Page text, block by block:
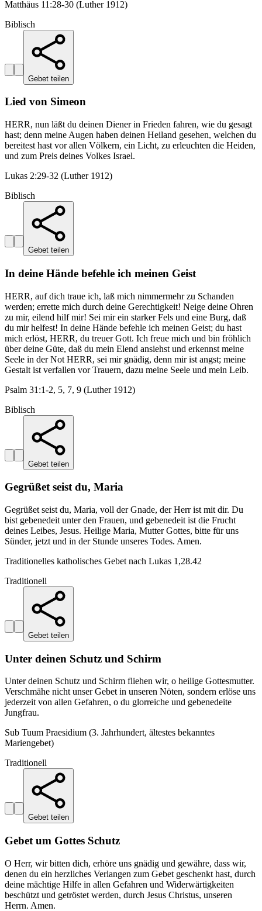
Matthäus 11:28-30 (Luther 1912)
Biblisch
Gebet teilen
Lied von Simeon
HERR, nun läßt du deinen Diener in Frieden fahren, wie du gesagt
hast; denn meine Augen haben deinen Heiland gesehen, welchen du
bereitest hast vor allen Völkern, ein Licht, zu erleuchten die Heiden,
und zum Preis deines Volkes Israel.
Lukas 2:29-32 (Luther 1912)
Biblisch
Gebet teilen
In deine Hände befehle ich meinen Geist
HERR, auf dich traue ich, laß mich nimmermehr zu Schanden
werden; errette mich durch deine Gerechtigkeit! Neige deine Ohren
zu mir, eilend hilf mir! Sei mir ein starker Fels und eine Burg, daß
du mir helfest! In deine Hände befehle ich meinen Geist; du hast
mich erlöst, HERR, du treuer Gott. Ich freue mich und bin fröhlich
über deine Güte, daß du mein Elend ansiehst und erkennst meine
Seele in der Not HERR, sei mir gnädig, denn mir ist angst; meine
Gestalt ist verfallen vor Trauern, dazu meine Seele und mein Leib.
Psalm 31:1-2, 5, 7, 9 (Luther 1912)
Biblisch
Gebet teilen
Gegrüßet seist du, Maria
Gegrüßet seist du, Maria, voll der Gnade, der Herr ist mit dir. Du
bist gebenedeit unter den Frauen, und gebenedeit ist die Frucht
deines Leibes, Jesus. Heilige Maria, Mutter Gottes, bitte für uns
Sünder, jetzt und in der Stunde unseres Todes. Amen.
Traditionelles katholisches Gebet nach Lukas 1,28.42
Traditionell
Gebet teilen
Unter deinen Schutz und Schirm
Unter deinen Schutz und Schirm fliehen wir, o heilige Gottesmutter.
Verschmähe nicht unser Gebet in unseren Nöten, sondern erlöse uns
jederzeit von allen Gefahren, o du glorreiche und gebenedeite
Jungfrau.
Sub Tuum Praesidium (3. Jahrhundert, ältestes bekanntes
Mariengebet)
Traditionell
Gebet teilen
Gebet um Gottes Schutz
O Herr, wir bitten dich, erhöre uns gnädig und gewähre, dass wir,
denen du ein herzliches Verlangen zum Gebet geschenkt hast, durch
deine mächtige Hilfe in allen Gefahren und Widerwärtigkeiten
beschützt und getröstet werden, durch Jesus Christus, unseren
Herrn. Amen.